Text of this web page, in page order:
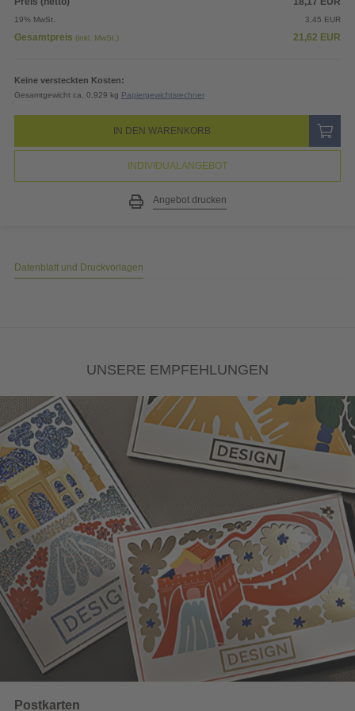
19% MwSt. 3,45 EUR
Gesamtpreis (inkl. MwSt.) 21,62 EUR
Keine versteckten Kosten:
Gesamtgewicht ca. 0,929 kg Papiergewichtsrechner
IN DEN WARENKORB
INDIVIDUALANGEBOT
Angebot drucken
Datenblatt und Druckvorlagen
UNSERE EMPFEHLUNGEN